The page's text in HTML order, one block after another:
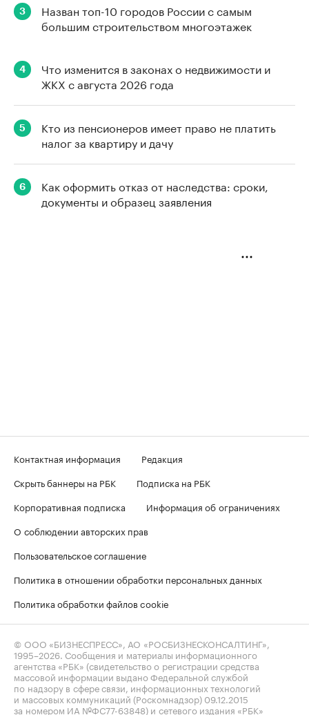
3
Назван топ-10 городов России с самым
большим строительством многоэтажек
4
Что изменится в законах о недвижимости и
ЖКХ с августа 2026 года
5
Кто из пенсионеров имеет право не платить
налог за квартиру и дачу
6
Как оформить отказ от наследства: сроки,
документы и образец заявления
Контактная информация
Редакция
Скрыть баннеры на РБК
Подписка на РБК
Корпоративная подписка
Информация об ограничениях
О соблюдении авторских прав
Пользовательское соглашение
Политика в отношении обработки персональных данных
Политика обработки файлов cookie
© ООО «БИЗНЕСПРЕСС», АО «РОСБИЗНЕСКОНСАЛТИНГ»,
1995–2026 . Сообщения и материалы информационного
агентства «РБК» (свидетельство о регистрации средства
массовой информации выдано Федеральной службой
по надзору в сфере связи, информационных технологий
и массовых коммуникаций (Роскомнадзор) 09.12.2015
за номером ИА №ФС77-63848) и сетевого издания «РБК»